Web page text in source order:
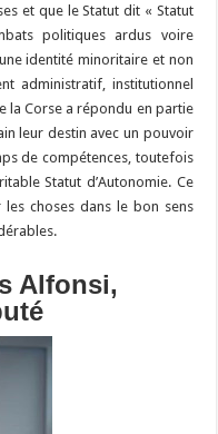
et que le Statut dit « Statut
politiques ardus voire
identité minoritaire et non
administratif, institutionnel
la Corse a répondu en partie
leur destin avec un pouvoir
de compétences, toutefois
Statut d’Autonomie. Ce
choses dans le bon sens
Alfonsi,